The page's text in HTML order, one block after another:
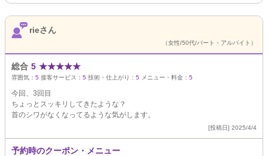
rieさん
（女性/50代/パート・アルバイト）
総合 5 ★★★★★
雰囲気： 5 接客サービス： 5 技術・仕上がり： 5 メニュー・料金： 5
今回、3回目
ちょっとスッキリしてきたような？
首のシワがなくなってるような気がします。
[投稿日] 2025/4/4
予約時のクーポン・メニュー